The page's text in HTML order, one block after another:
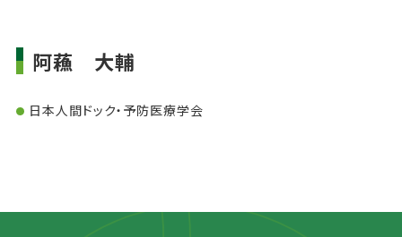
阿蘓 大輔
日本人間ドック・予防医療学会